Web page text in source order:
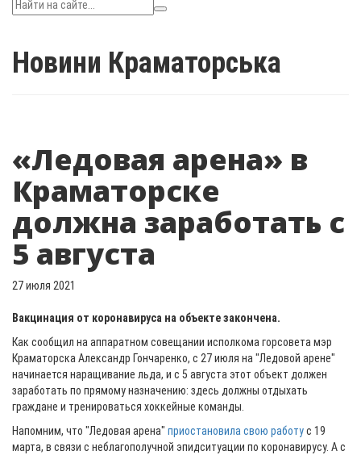
Новини Краматорська
«Ледовая арена» в
Краматорске
должна заработать с
5 августа
27 июля 2021
Вакцинация от коронавируса на объекте закончена.
Как сообщил на аппаратном совещании исполкома горсовета мэр
Краматорска Александр Гончаренко, с 27 июля на "Ледовой арене"
начинается наращивание льда, и с 5 августа этот объект должен
заработать по прямому назначению: здесь должны отдыхать
граждане и тренироваться хоккейные команды.
Напомним, что "Ледовая арена" приостановила свою работус 19
марта, в связи с неблагополучной эпидситуации по коронавирусу. А с